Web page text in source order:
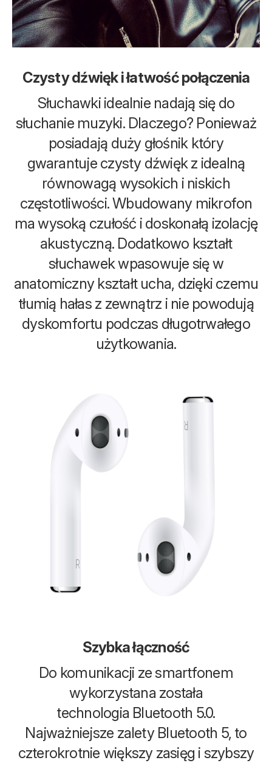
Czysty dźwięk i łatwość połączenia
Słuchawki idealnie nadają się do
słuchanie muzyki. Dlaczego? Ponieważ
posiadają duży głośnik który
gwarantuje czysty dźwięk z idealną
równowagą wysokich i niskich
częstotliwości. Wbudowany mikrofon
ma wysoką czułość i doskonałą izolację
akustyczną. Dodatkowo kształt
słuchawek wpasowuje się w
anatomiczny kształt ucha, dzięki czemu
tłumią hałas z zewnątrz i nie powodują
dyskomfortu podczas długotrwałego
użytkowania.
Szybka łączność
Do komunikacji ze smartfonem
wykorzystana została
technologia Bluetooth 5.0.
Najważniejsze zalety Bluetooth 5, to
czterokrotnie większy zasięg i szybszy